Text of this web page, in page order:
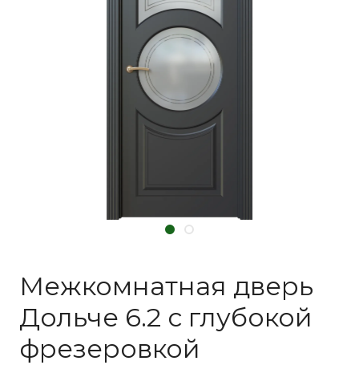
Межкомнатная дверь
Дольче 6.2 с глубокой
фрезеровкой